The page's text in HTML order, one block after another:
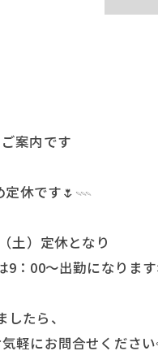
案内です
定休です🌷𓇠
土）定休となり
〜出勤になります
たら、
軽にお問合せくださ